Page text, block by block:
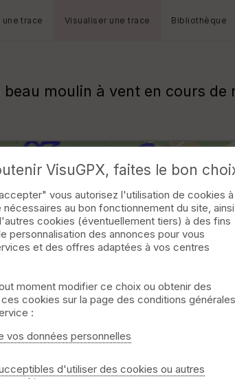
une trace Visualiser une trace Bibliothèque
moulin à vent en cours
VisuGPX, faites le bon
vous autorisez l'utilisation de cookies à
au bon fonctionnement du site, ainsi
cookies (éventuellement tiers) à des fins
personnalisation des annonces pour vous
et des offres adaptées à vos centres
moment modifier ce choix ou obtenir des
cookies sur la page des conditions générales
:
vos données personnelles
d'utiliser des cookies ou autres